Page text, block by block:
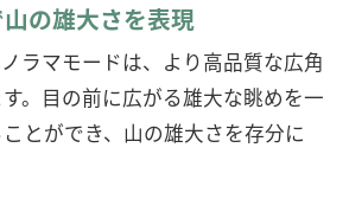
の雄大さを表現
ラマモードは、より高品質な広角
。目の前に広がる雄大な眺めを一
とができ、山の雄大さを存分に